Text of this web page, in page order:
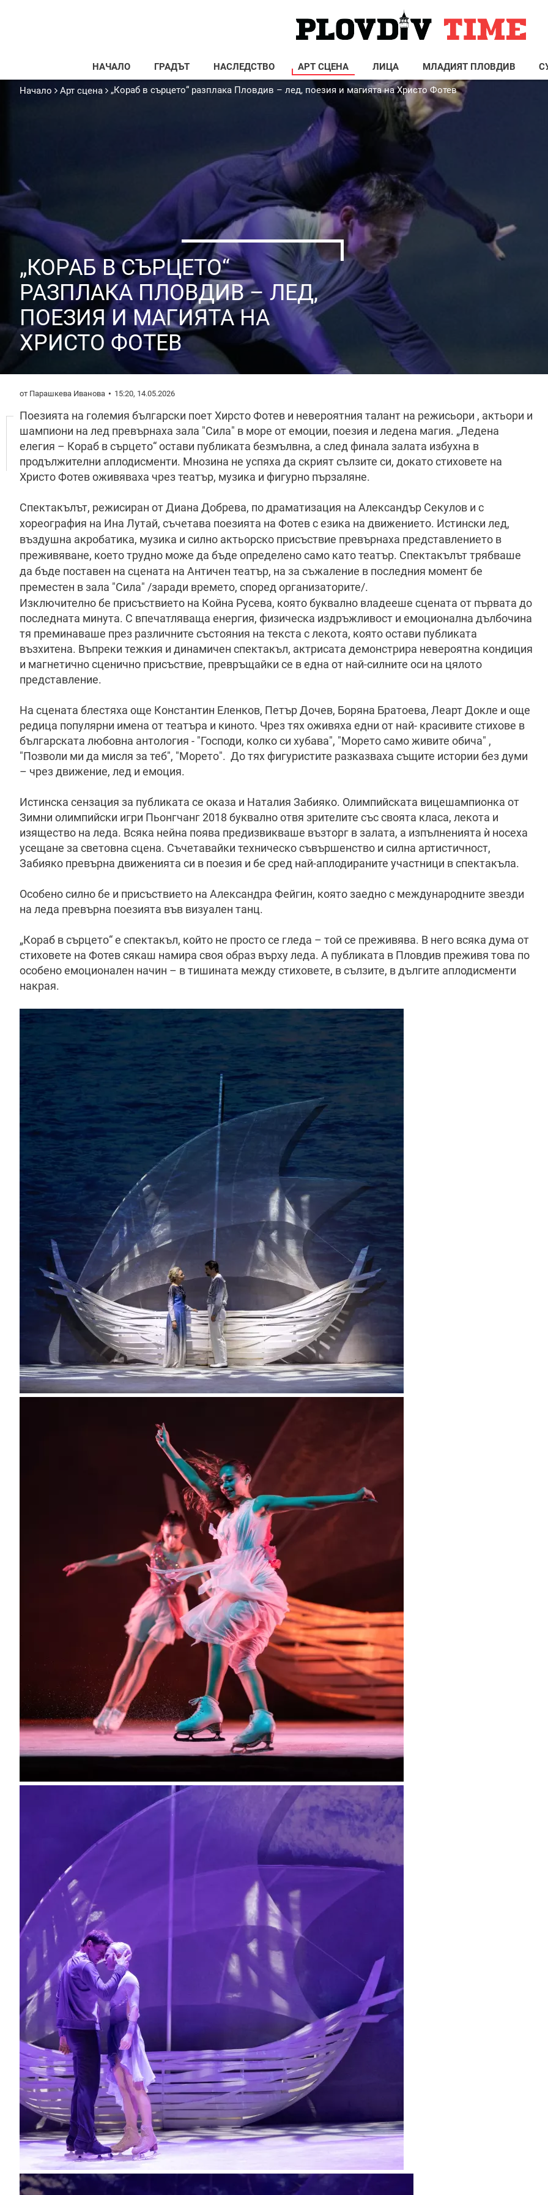
НАЧАЛО ГРАДЪТ НАСЛЕДСТВО АРТ СЦЕНА ЛИЦА МЛАДИЯТ ПЛОВДИВ
Начало Арт сцена „Кораб в сърцето“ разплака Пловдив – лед, поезия и магията на Христо Фотев
„КОРАБ В СЪРЦЕТО“
РАЗПЛАКА ПЛОВДИВ – ЛЕД,
ПОЕЗИЯ И МАГИЯТА НА
ХРИСТО ФОТЕВ
от Парашкева Иванова 15:20, 14.05.2026
Поезията на големия български поет Хирсто Фотев и невероятния талант на режисьори , актьори и
шампиони на лед превърнаха зала "Сила" в море от емоции, поезия и ледена магия. „Ледена
елегия – Кораб в сърцето“ остави публиката безмълвна, а след финала залата избухна в
продължителни аплодисменти. Мнозина не успяха да скрият сълзите си, докато стиховете на
Христо Фотев оживяваха чрез театър, музика и фигурно пързаляне.
Спектакълът, режисиран от Диана Добрева, по драматизация на Александър Секулов и с
хореография на Ина Лутай, съчетава поезията на Фотев с езика на движението. Истински лед,
въздушна акробатика, музика и силно актьорско присъствие превърнаха представлението в
преживяване, което трудно може да бъде определено само като театър. Спектакълът трябваше
да бъде поставен на сцената на Античен театър, на за съжаление в последния момент бе
преместен в зала "Сила" /заради времето, според организаторите/.
Изключително бе присъствието на Койна Русева, която буквално владееше сцената от първата до
последната минута. С впечатляваща енергия, физическа издръжливост и емоционална дълбочина
тя преминаваше през различните състояния на текста с лекота, която остави публиката
възхитена. Въпреки тежкия и динамичен спектакъл, актрисата демонстрира невероятна кондиция
и магнетично сценично присъствие, превръщайки се в една от най-силните оси на цялото
представление.
На сцената блестяха още Константин Еленков, Петър Дочев, Боряна Братоева, Леарт Докле и още
редица популярни имена от театъра и киното. Чрез тях оживяха едни от най- красивите стихове в
българската любовна антология - "Господи, колко си хубава", "Морето само живите обича" ,
"Позволи ми да мисля за теб", "Морето". До тях фигуристите разказваха същите истории без думи
– чрез движение, лед и емоция.
Истинска сензация за публиката се оказа и Наталия Забияко. Олимпийската вицешампионка от
Зимни олимпийски игри Пьонгчанг 2018 буквално отвя зрителите със своята класа, лекота и
изящество на леда. Всяка нейна поява предизвикваше възторг в залата, а изпълненията ѝ носеха
усещане за световна сцена. Съчетавайки техническо съвършенство и силна артистичност,
Забияко превърна движенията си в поезия и бе сред най-аплодираните участници в спектакъла.
Особено силно бе и присъствието на Александра Фейгин, която заедно с международните звезди
на леда превърна поезията във визуален танц.
„Кораб в сърцето“ е спектакъл, който не просто се гледа – той се преживява. В него всяка дума от
стиховете на Фотев сякаш намира своя образ върху леда. А публиката в Пловдив преживя това по
особено емоционален начин – в тишината между стиховете, в сълзите, в дългите аплодисменти
накрая.